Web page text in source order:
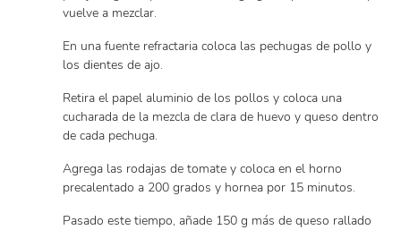
vuelve a mezclar.
En una fuente refractaria coloca las pechugas de pollo y
los dientes de ajo.
Retira el papel aluminio de los pollos y coloca una
cucharada de la mezcla de clara de huevo y queso dentro
de cada pechuga.
Agrega las rodajas de tomate y coloca en el horno
precalentado a 200 grados y hornea por 15 minutos.
Pasado este tiempo, añade 150 g más de queso rallado